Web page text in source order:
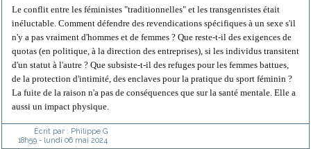
Le conflit entre les féministes "traditionnelles" et les transgenristes était
inéluctable. Comment défendre des revendications spécifiques à un sexe s'il
n'y a pas vraiment d'hommes et de femmes ? Que reste-t-il des exigences de
quotas (en politique, à la direction des entreprises), si les individus transitent
d'un statut à l'autre ? Que subsiste-t-il des refuges pour les femmes battues,
de la protection d'intimité, des enclaves pour la pratique du sport féminin ?
La fuite de la raison n'a pas de conséquences que sur la santé mentale. Elle a
aussi un impact physique.
Écrit par : Philippe G
18h59- lundi 06 mai 2024